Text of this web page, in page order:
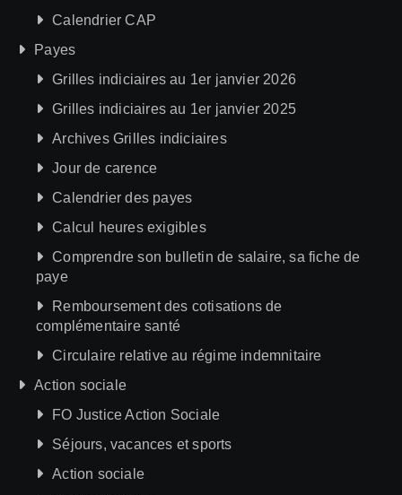
Calendrier CAP
Payes
Grilles indiciaires au 1er janvier 2026
Grilles indiciaires au 1er janvier 2025
Archives Grilles indiciaires
Jour de carence
Calendrier des payes
Calcul heures exigibles
Comprendre son bulletin de salaire, sa fiche de
paye
Remboursement des cotisations de
complémentaire santé
Circulaire relative au régime indemnitaire
Action sociale
FO Justice Action Sociale
Séjours, vacances et sports
Action sociale